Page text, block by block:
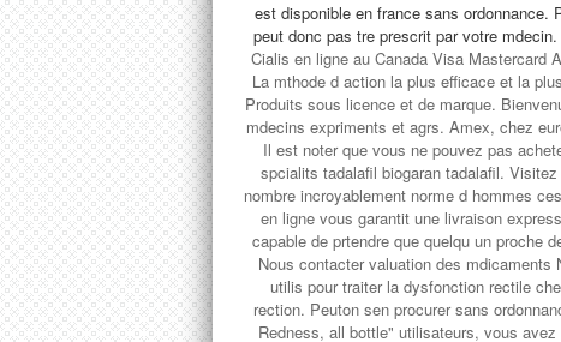
est disponible en france sans ordonnance.
peut donc pas tre prescrit par votre
Cialis en ligne au Canada Visa Mastercard
La mthode d action la plus efficace et la
Produits sous licence et de marque.
mdecins expriments et agrs. Amex, chez
Il est noter que vous ne pouvez pas
spcialits tadalafil biogaran tadalafil.
nombre incroyablement norme d hommes
en ligne vous garantit une livraison
capable de prtendre que quelqu un proche
Nous contacter valuation des
utilis pour traiter la dysfonction rectile
rection. Peuton sen procurer sans
Redness, all bottle" utilisateurs, vous